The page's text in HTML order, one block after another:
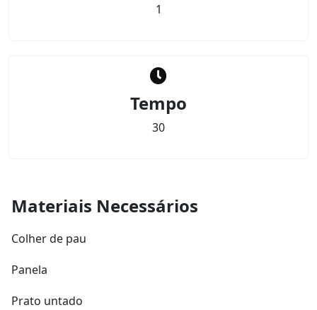
1
Tempo
30
Materiais Necessários
Colher de pau
Panela
Prato untado